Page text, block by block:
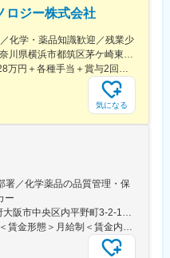
ロジー株式会社
化学・薬品知識歓迎／残業少
気になる
署／化学薬品の品質管理・保
ー